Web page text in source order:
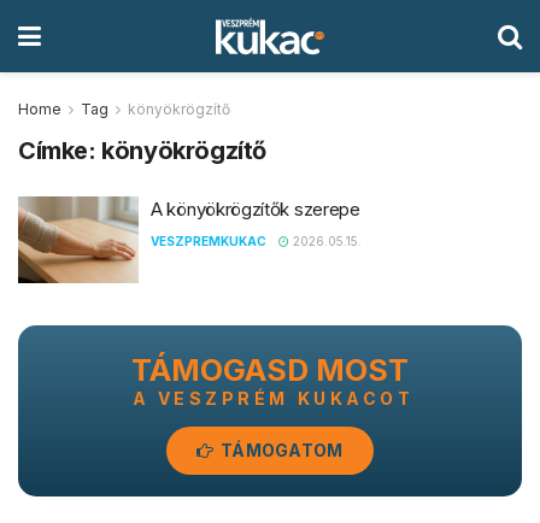
Home Tag könyökrögzítő
Címke: könyökrögzítő
A könyökrögzítők szerepe
VESZPREMKUKAC 2026.05.15.
TÁMOGASD MOST
A VESZPRÉM KUKACOT
TÁMOGATOM